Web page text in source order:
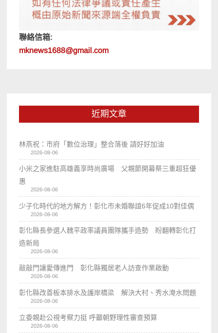
聯絡信箱:
mknews1688@gmail.com
近期文章
林燕祝：市府「數位治理」整合落後 請好好加油
2026-08-06
小米之家進駐高雄義享時尚廣場 父親節開幕祭三重超狂優
惠
2026-08-06
少子化時代的地方解方！彰化市未婚聯誼6年促成10對佳偶
2026-08-06
彰化縣長參選人魏平政率議員團隊攜手造勢 盼翻轉彰化打
造新局
2026-08-06
敲敲門讓愛傳進門 彰化縣獨居老人訪查作業啟動
2026-08-06
彰化縣改善板本排水及護岸橋梁 解決大村、秀水淹水問題
2026-08-06
立委親赴公視考察力挺 呼籲朝野理性審查預算
2026-08-06